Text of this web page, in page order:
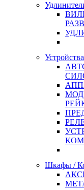
Шкафы /